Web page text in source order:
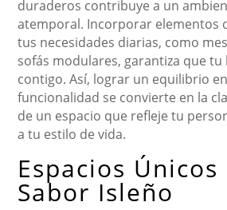
duraderos contribuye a un
atemporal. Incorporar elementos
tus necesidades diarias, como
sofás modulares, garantiza que
contigo. Así, lograr un equilibrio
funcionalidad se convierte en la
de un espacio que refleje tu
a tu estilo de vida.
Espacios Únicos
Sabor Isleño